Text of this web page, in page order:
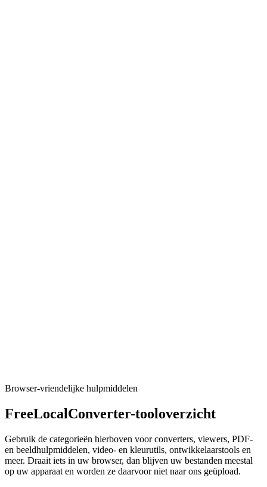
Browser-vriendelijke hulpmiddelen
FreeLocalConverter-tooloverzicht
Gebruik de categorieën hierboven voor converters, viewers, PDF-
en beeldhulpmiddelen, video- en kleurutils, ontwikkelaarstools en
meer. Draait iets in uw browser, dan blijven uw bestanden meestal
op uw apparaat en worden ze daarvoor niet naar ons geüpload.